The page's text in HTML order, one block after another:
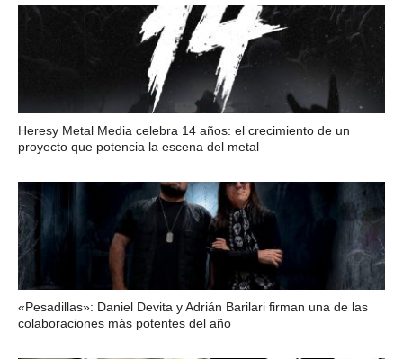
Heresy Metal Media celebra 14 años: el crecimiento de un
proyecto que potencia la escena del metal
«Pesadillas»: Daniel Devita y Adrián Barilari firman una de las
colaboraciones más potentes del año